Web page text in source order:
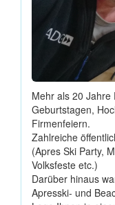
Mehr als 20 Jahre
Geburtstagen,
Firmenfeiern.
Zahlreiche
(Apres Ski Party,
Volksfeste etc.)
Darüber hinaus
Apresski- und